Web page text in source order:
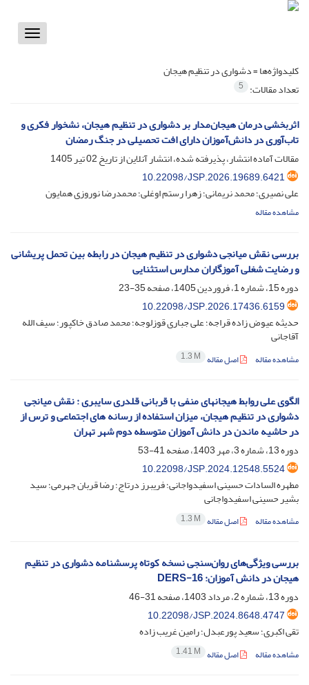
Toggle
کلیدواژه‌ها =دشواری در تنظیم هیجان
تعداد مقالات: 5
اثربخشی درمان هیجان‌مدار بر دشواری در تنظیم هیجان، نشخوار فکری و
تاب‌آوری در دانش‌آموزان دارای افت تحصیلی در جنگ رمضان
مقالات آماده انتشار، پذیرفته شده، انتشار آنلاین از تاریخ02 تیر 1405
10.22098/JSP.2026.19689.6421
علی نصیری؛ محمد نریمانی؛ زهرا رستم اوغلی؛ محمدرضا نوروزی همایون
مشاهده مقاله
بررسی نقش میانجی دشواری در تنظیم هیجان در رابطه بین تحمل پریشانی
و رضایت شغلی آموزگاران مدارس استثنایی
دوره 15، شماره 1، فروردین 1405، صفحه
35-23
10.22098/JSP.2026.17436.6159
حدیثه عیوض زاده قراجه؛ علی جباری قوزلوجه؛ محمد صادق خاکپور؛ سیف الله
آقاجانی
مشاهده مقاله اصل مقاله 1.3 M
الگوی علی روابط هیجانهای منفی با قربانی قلدری سایبری : نقش میانجی
دشواری در تنظیم هیجان، میزان استفاده از رسانه های اجتماعی و ترس از
در حاشیه ماندن در دانش آموزان متوسطه دوم شهر تهران
دوره 13، شماره 3، مهر 1403، صفحه
41-53
10.22098/JSP.2024.12548.5524
مطهره السادات حسینی اسفیدواجانی؛ فریبرز درتاج؛ رضا قربان جهرمی؛ سید
بشیر حسینی اسفیدواجانی
مشاهده مقاله اصل مقاله 1.3 M
بررسی ویژگی‌های روان‌سنجی نسخه کوتاه پرسشنامه دشواری در تنظیم
هیجان در دانش آموزان: DERS-16
دوره 13، شماره 2، مرداد 1403، صفحه
31-46
10.22098/JSP.2024.8648.4747
تقی اکبری؛ سعید پورعبدل؛ رامین غریب زاده
مشاهده مقاله اصل مقاله 1.41 M